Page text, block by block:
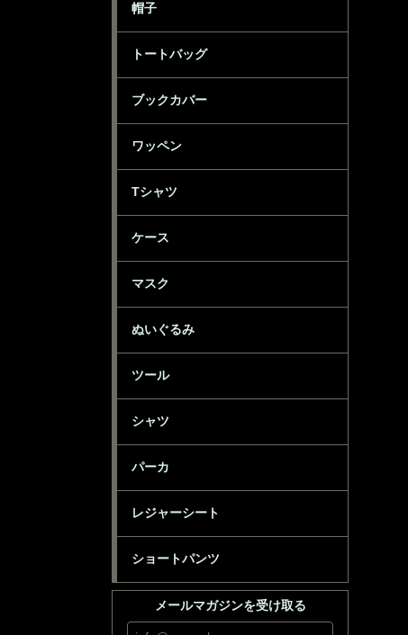
帽子
トートバッグ
ブックカバー
ワッペン
Tシャツ
ケース
マスク
ぬいぐるみ
ツール
シャツ
パーカ
レジャーシート
ショートパンツ
メールマガジンを受け取る